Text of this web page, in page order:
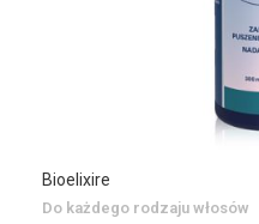
Bioelixire
Do każdego rodzaju włosów